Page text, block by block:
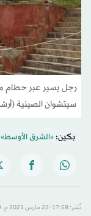
رجل يسير عبر حطام
سيتشوان الصينية
بكين:«الشرق الأوسط»
نُشر: 17:58-22 مارس 2021 م ـ 09 شَعبان 1442 هـ